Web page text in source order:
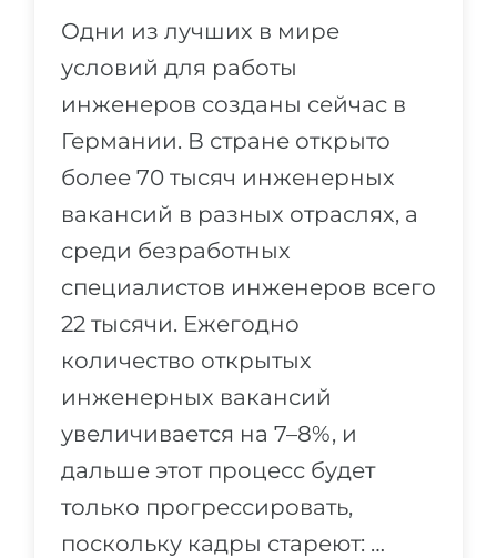
Одни из лучших в мире
условий для работы
инженеров созданы сейчас в
Германии. В стране открыто
более 70 тысяч инженерных
вакансий в разных отраслях, а
среди безработных
специалистов инженеров всего
22 тысячи. Ежегодно
количество открытых
инженерных вакансий
увеличивается на 7–8%, и
дальше этот процесс будет
только прогрессировать,
поскольку кадры стареют: …